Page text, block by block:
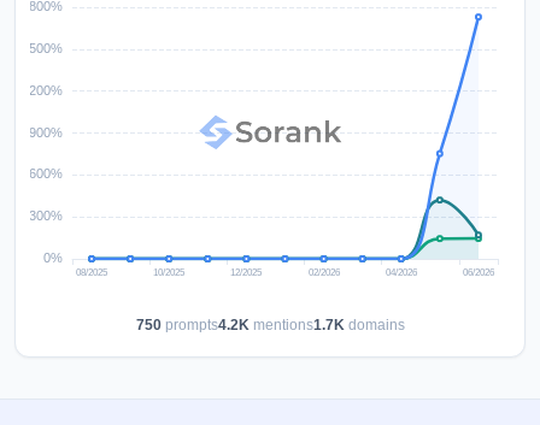
750prompts4.2Kmentions1.7Kdomains